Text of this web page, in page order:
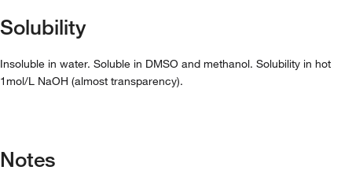
Solubility
Insoluble in water. Soluble in DMSO and methanol. Solubility in hot
1mol/L NaOH (almost transparency).
Notes